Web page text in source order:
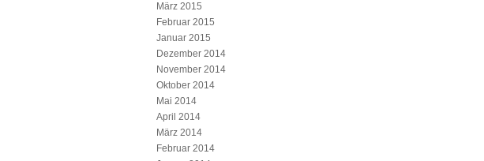
März 2015
Februar 2015
Januar 2015
Dezember 2014
November 2014
Oktober 2014
Mai 2014
April 2014
März 2014
Februar 2014